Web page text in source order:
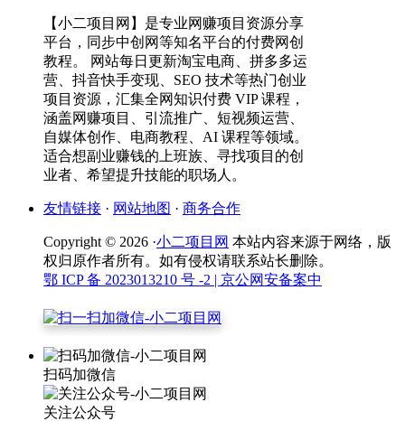
【小二项目网】是专业网赚项目资源分享
平台，同步中创网等知名平台的付费网创
教程。 网站每日更新淘宝电商、拼多多运
营、抖音快手变现、SEO 技术等热门创业
项目资源，汇集全网知识付费 VIP 课程，
涵盖网赚项目、引流推广、短视频运营、
自媒体创作、电商教程、AI 课程等领域。
适合想副业赚钱的上班族、寻找项目的创
业者、希望提升技能的职场人。
友情链接 · 网站地图 · 商务合作
Copyright © 2026 ·小二项目网 本站内容来源于网络，版
权归原作者所有。如有侵权请联系站长删除。
鄂 ICP 备 2023013210 号 -2 | 京公网安备案中
扫码加微信
关注公众号